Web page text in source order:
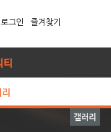
로그인 즐겨찾기
갤러리